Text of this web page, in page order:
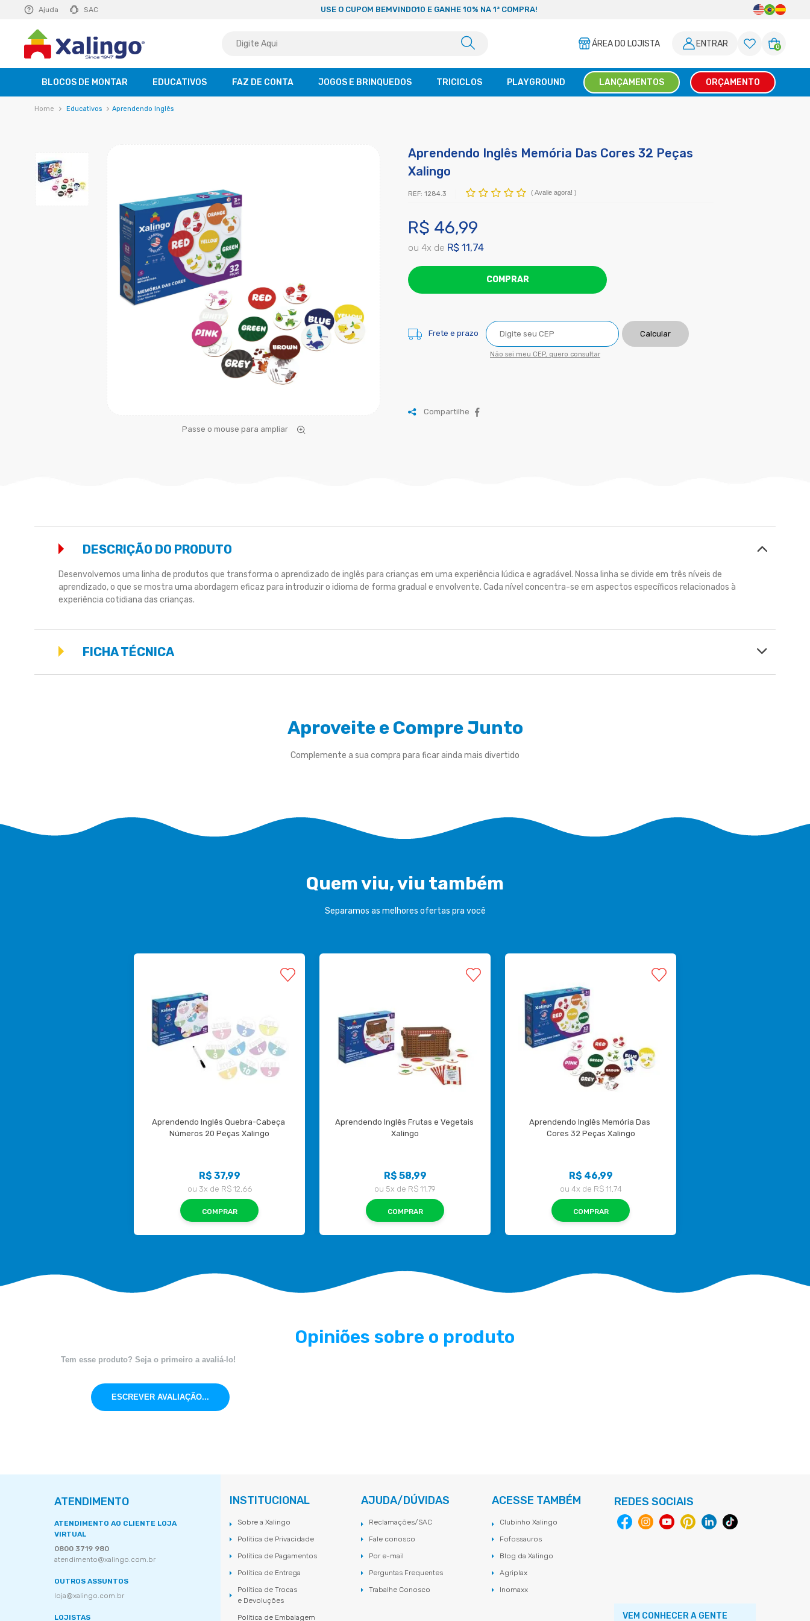
Ajuda SAC
R$ 129,99 saiba mais USE O CUPOM BEMVINDO10 E GANHE 10% NA 1ª COMPRA!
ÁREA DO LOJISTA ENTRAR 0
BLOCOS DE MONTAR EDUCATIVOS FAZ DE CONTA JOGOS E BRINQUEDOS TRICICLOS PLAYGROUND LANÇAMENTOS ORÇAMENTO
Educativos Aprendendo Inglês
Passe o mouse para ampliar
Aprendendo Inglês Memória Das Cores 32 Peças
Xalingo
REF: 1284.3 (Avalie agora! )
R$ 46,99
ou 4x de R$ 11,74
COMPRAR
Frete e prazo Calcular
Não sei meu CEP, quero consultar
Compartilhe
DESCRIÇÃO DO PRODUTO
Desenvolvemos uma linha de produtos que transforma o aprendizado de inglês para crianças em uma experiência lúdica e agradável. Nossa linha se divide em três níveis de
aprendizado, o que se mostra uma abordagem eficaz para introduzir o idioma de forma gradual e envolvente. Cada nível concentra-se em aspectos específicos relacionados à
experiência cotidiana das crianças.
FICHA TÉCNICA
Aproveite e Compre Junto
Complemente a sua compra para ficar ainda mais divertido
Quem viu, viu também
Separamos as melhores ofertas pra você
Aprendendo Inglês Quebra-Cabeça
Números 20 Peças Xalingo
R$ 37,99
ou 3x de R$ 12,66
COMPRAR
Aprendendo Inglês Frutas e Vegetais
Xalingo
R$ 58,99
ou 5x de R$ 11,79
COMPRAR
Aprendendo Inglês Memória Das
Cores 32 Peças Xalingo
R$ 46,99
ou 4x de R$ 11,74
COMPRAR
Opiniões sobre o produto
Tem esse produto? Seja o primeiro a avaliá-lo!
ESCREVER AVALIAÇÃO...
ATENDIMENTO
ATENDIMENTO AO CLIENTE LOJA
VIRTUAL
0800 3719 980
atendimento@xalingo.com.br
OUTROS ASSUNTOS
loja@xalingo.com.br
LOJISTAS
INSTITUCIONAL
Sobre a Xalingo
Política de Privacidade
Política de Pagamentos
Política de Entrega
Política de Trocas
e Devoluções
Política de Embalagem
AJUDA/DÚVIDAS
Reclamações/SAC
Fale conosco
Por e-mail
Perguntas Frequentes
Trabalhe Conosco
ACESSE TAMBÉM
Clubinho Xalingo
Fofossauros
Blog da Xalingo
Agriplax
Inomaxx
REDES SOCIAIS
VEM CONHECER A GENTE